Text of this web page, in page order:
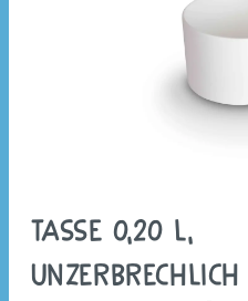
Tasse 0,20 l,
unzerbrechlich |